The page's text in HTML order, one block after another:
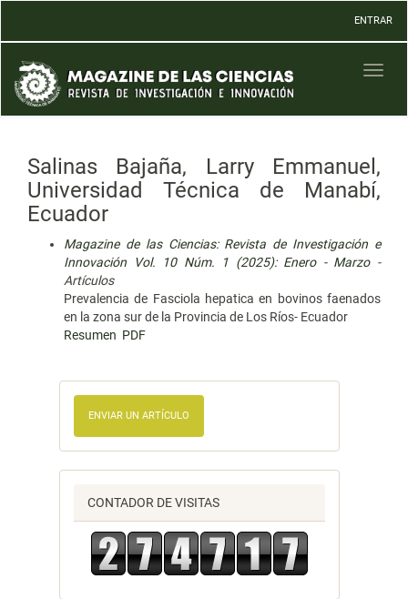
Contenido
principal
Barra
lateral
ENTRAR
Salinas Bajaña, Larry Emmanuel,
Universidad Técnica de Manabí,
Ecuador
Magazine de las Ciencias: Revista de Investigación e
Innovación Vol. 10 Núm. 1 (2025): Enero - Marzo-
Artículos
Prevalencia de Fasciola hepatica en bovinos faenados
en la zona sur de la Provincia de Los Ríos- Ecuador
Resumen PDF
ENVIAR UN ARTÍCULO
CONTADOR DE VISITAS